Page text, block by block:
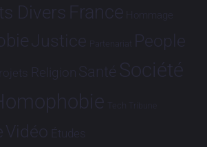
Divers France Hommage
Justice Partenariat People
Religion Santé Société
Tech Tribune
Vidéo Études